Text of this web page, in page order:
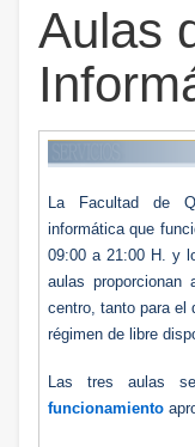
Aulas
La Facultad de
informática que
09:00 a 21:00 H. y
aulas proporcionan
centro, tanto para el
régimen de libre
Las tres aulas
funcionamiento